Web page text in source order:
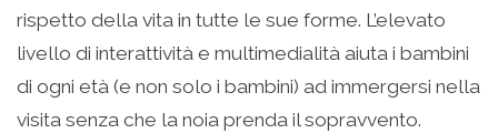
rispetto della vita in tutte le sue forme. L’elevato
livello di interattività e multimedialità aiuta i bambini
di ogni età (e non solo i bambini) ad immergersi nella
visita senza che la noia prenda il sopravvento.